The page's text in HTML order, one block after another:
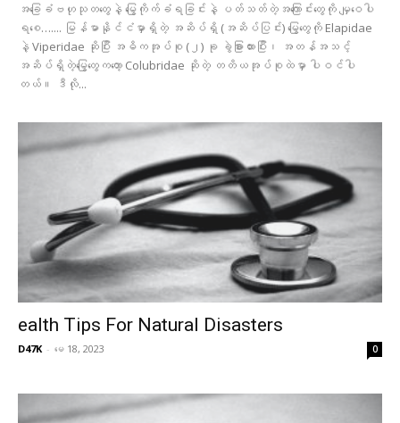
အခြေခံဗဟုသုတတွေနဲ့ မြွေကိုက်ခံရခြင်းနဲ့ ပတ်သတ်တဲ့အကြောင်းတွေကို မျှဝေပါ
ရစေ….... မြန်မာနိုင်ငံမှာရှိတဲ့ အဆိပ်ရှိ (အဆိပ်ပြင်း) မြွေတွေကို Elapidae
နဲ့ Viperidae ဆိုပြီး အဓိကအုပ်စု (၂) ခု ခွဲခြားထားပြီး၊ အတန်အသင့်
အဆိပ်ရှိတဲ့မြွေတွေကတော့ Colubridae ဆိုတဲ့ တတိယအုပ်စုထဲမှာ ပါဝင်ပါ
တယ်။ ဒီလို...
ealth Tips For Natural Disasters
D47K - မေ 18, 2023 0